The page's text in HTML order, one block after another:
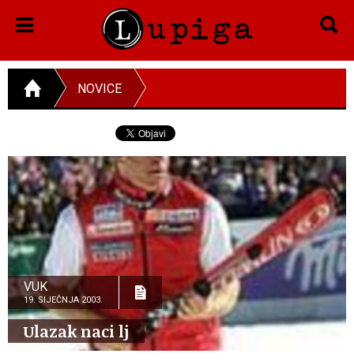
NOVICE
VUK
19. SIJEČNJA 2003.
Ulazak naci lj